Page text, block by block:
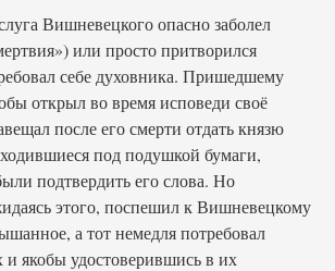
Вишневецкого опасно заболел
или просто притворился
себе духовника. Пришедшему
открыл во время исповеди своё
после его смерти отдать князю
под подушкой бумаги,
подтвердить его слова. Но
этого, поспешил к Вишневецкому
а тот немедля потребовал
якобы удостоверившись в их